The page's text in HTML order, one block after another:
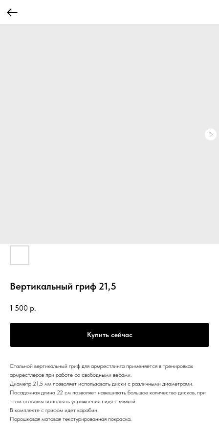
Вертикальный гриф 21,5
1 500 р.
Купить сейчас
Стальной вертикальный гриф для армрестлинга применяется в тренировках
армрестлеров при работе со свободными весами.
Диаметр 21,5 мм позволяет использовать диски с различными диаметрами.
Посадочная длина 22 см позволяет навешивать большое количество дисков, при
этом позволяя выполнять упражнения сидя с лямкой.
В комплекте с грифом идет карабин.
Порошковая матовая текстурированная покраска.